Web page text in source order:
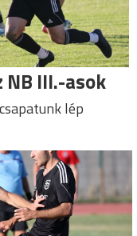
III.-asok
lép